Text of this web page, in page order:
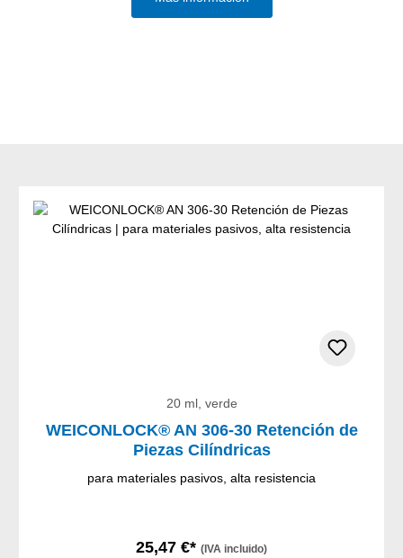
20 ml, verde
WEICONLOCK® AN 306-30 Retención de
Piezas Cilíndricas
para materiales pasivos, alta resistencia
25,47 €* (IVA incluido)